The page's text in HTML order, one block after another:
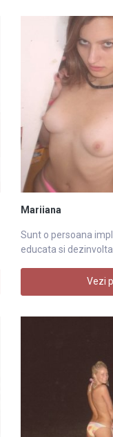
Mariiana
Sunt o persoana
educata si
Vezi